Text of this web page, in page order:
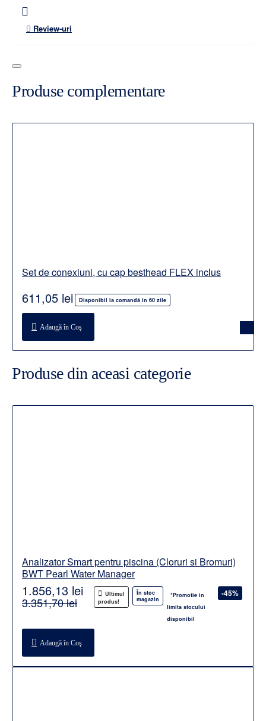
Review-uri
Produse complementare
Set de conexiuni, cu cap besthead FLEX inclus
Disponibil la comandă în 60 zile
611,05 lei
Adaugă în Coş
Produse din aceasi categorie
Analizator Smart pentru piscina (Cloruri si Bromuri)
BWT Pearl Water Manager
Ultimul
produs!
În stoc
magazin
*Promotie in
limita stocului
disponibil
-45%
1.856,13 lei
3.351,70 lei
Adaugă în Coş